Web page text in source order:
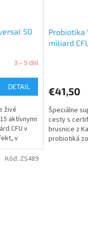
50
3 – 5 dní
DETAIL
živé
aktívnymi
CFU v
v
Probiotika
miliard
€41,50
Špeciálne
cesty s
brusnice z
probiotiká
Kód: ZS489